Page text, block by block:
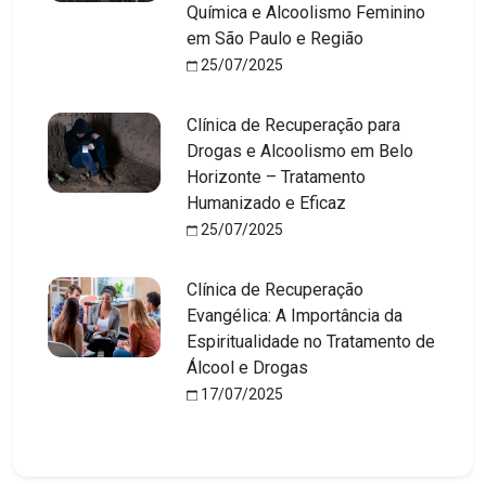
Química e Alcoolismo Feminino
em São Paulo e Região
25/07/2025
Clínica de Recuperação para
Drogas e Alcoolismo em Belo
Horizonte – Tratamento
Humanizado e Eficaz
25/07/2025
Clínica de Recuperação
Evangélica: A Importância da
Espiritualidade no Tratamento de
Álcool e Drogas
17/07/2025